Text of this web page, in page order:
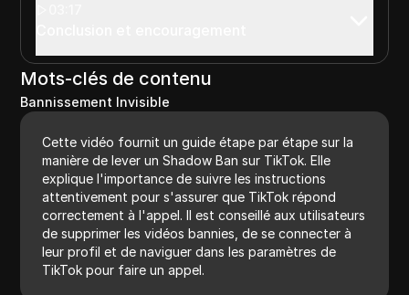
Mots-clés de contenu
Bannissement Invisible
Cette vidéo fournit un guide étape par étape sur la
manière de lever un Shadow Ban sur TikTok. Elle
explique l'importance de suivre les instructions
attentivement pour s'assurer que TikTok répond
correctement à l'appel. Il est conseillé aux utilisateurs
de supprimer les vidéos bannies, de se connecter à
leur profil et de naviguer dans les paramètres de
TikTok pour faire un appel.